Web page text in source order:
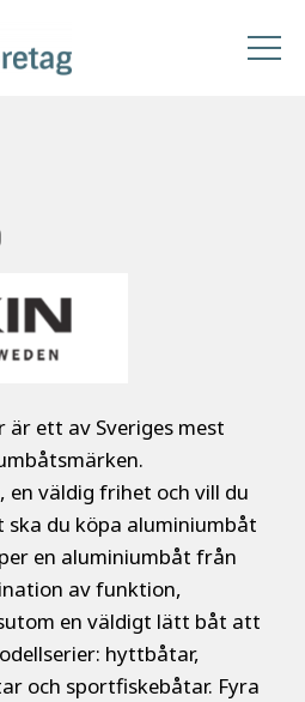
ett av Sveriges mest
väldig frihet och vill du
du köpa aluminiumbåt
en aluminiumbåt från
av funktion,
en väldigt lätt båt att
hyttbåtar,
och sportfiskebåtar. Fyra